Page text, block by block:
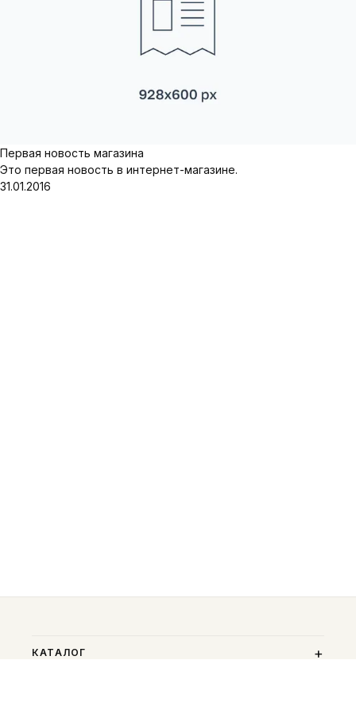
Первая новость магазина
Это первая новость в интернет-магазине.
31.01.2016
КАТАЛОГ